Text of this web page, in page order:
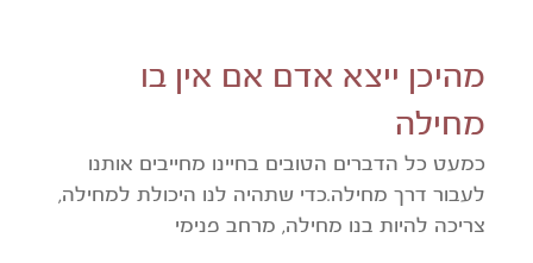
מהיכן ייצא אדם אם אין בו
מחילה
כמעט כל הדברים הטובים בחיינו מחייבים אותנו
לעבור דרך מחילה.כדי שתהיה לנו היכולת למחילה,
צריכה להיות בנו מחילה, מרחב פנימי